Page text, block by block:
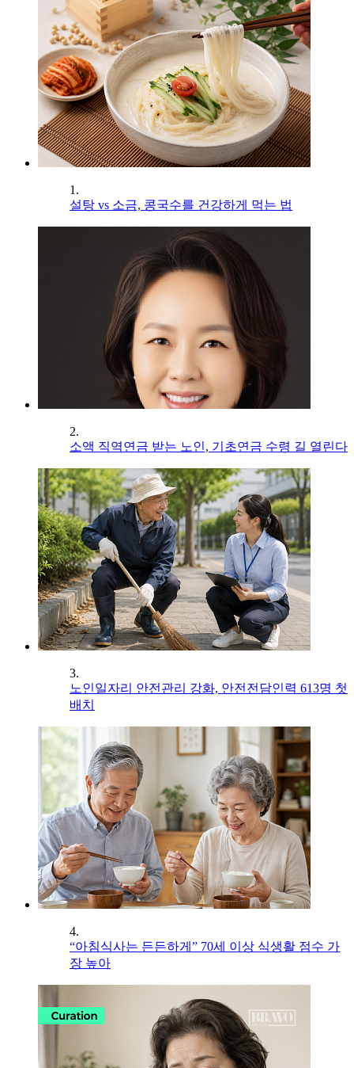
1.
설탕 vs 소금, 콩국수를 건강하게 먹는 법
2.
소액 직역연금 받는 노인, 기초연금 수령 길 열린다
3.
노인일자리 안전관리 강화, 안전전담인력 613명 첫
배치
4.
“아침식사는 든든하게” 70세 이상 식생활 점수 가
장 높아